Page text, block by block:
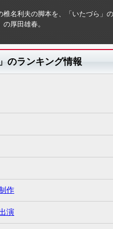
椎名利夫の脚本を、「いたづら
厚田雄春。
のランキング情報
作
演